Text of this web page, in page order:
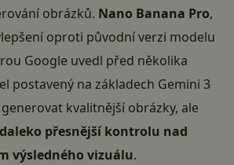
obrázků. Nano Banana Pro,
oproti původní verzi modelu
Google uvedl před několika
postavený na základech Gemini 3
kvalitnější obrázky, ale
daleko přesnější kontrolu nad
výsledného vizuálu.